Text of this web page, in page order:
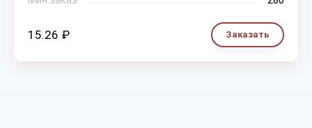
15.26 ₽ Заказать